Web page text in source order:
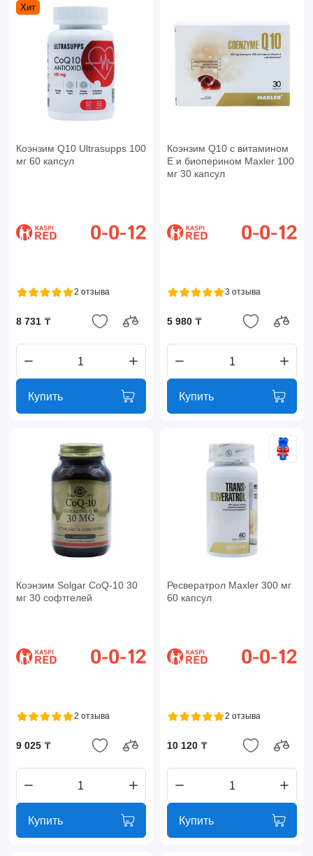
Хит
Коэнзим Q10 Ultrasupps 100
мг 60 капсул
2 отзыва
8 731 ₸
Купить
Коэнзим Q10 с витамином
Е и биоперином Maxler 100
мг 30 капсул
3 отзыва
5 980 ₸
Купить
Коэнзим Solgar CoQ-10 30
мг 30 софтгелей
2 отзыва
9 025 ₸
Купить
Ресвератрол Maxler 300 мг
60 капсул
2 отзыва
10 120 ₸
Купить